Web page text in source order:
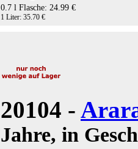
0.7 l Flasche: 24.99 €
1 Liter: 35.70 €
20104 -
Jahre, in